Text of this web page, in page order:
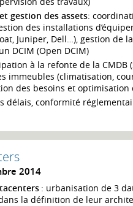
gestion des assets:
des installations
Juniper, Dell…), gestion de
DCIM (Open DCIM)
à la refonte de la CMDB
immeubles (climatisation,
des besoins et optimisation
délais, conformité
2014
: urbanisation de 3
la définition de leur